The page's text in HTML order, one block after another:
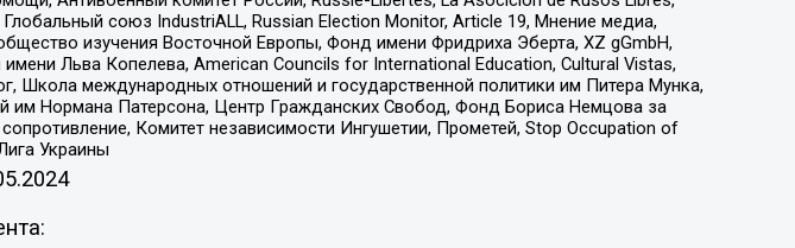
союз IndustriALL, Russian Election Monitor, Article 19, Мнение медиа,
изучения Восточной Европы, Фонд имени Фридриха Эберта, XZ gGmbH,
Льва Копелева, American Councils for International Education, Cultural Vistas,
Школа международных отношений и государственной политики им Питера Мунка,
Нормана Патерсона, Центр Гражданских Свобод, Фонд Бориса Немцова за
Комитет независимости Ингушетии, Прометей, Stop Occupation of
Украины